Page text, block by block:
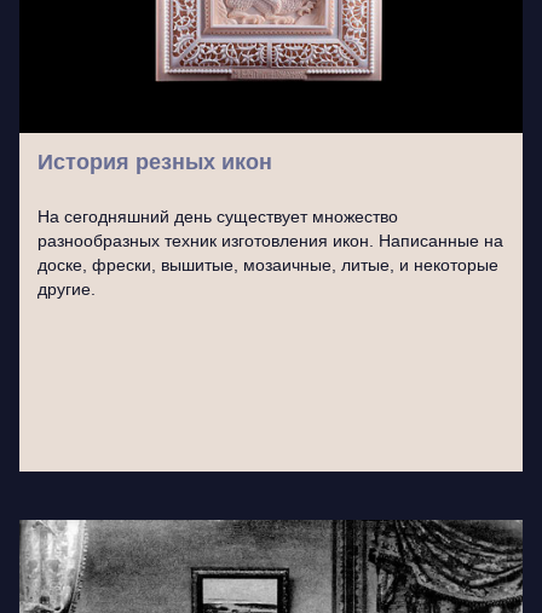
История резных икон
На сегодняшний день существует множество
разнообразных техник изготовления икон. Написанные на
доске, фрески, вышитые, мозаичные, литые, и некоторые
другие.